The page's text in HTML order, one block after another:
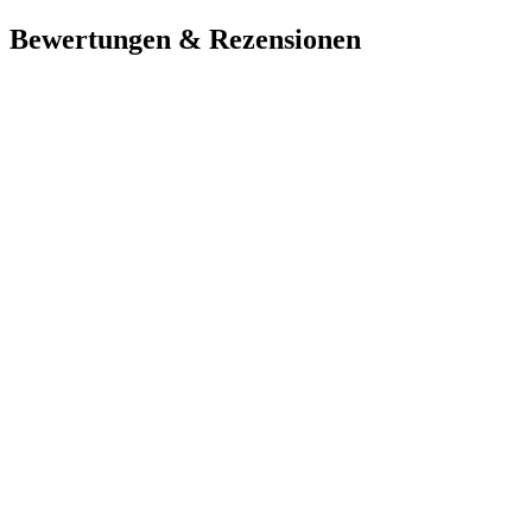
Bewertungen & Rezensionen